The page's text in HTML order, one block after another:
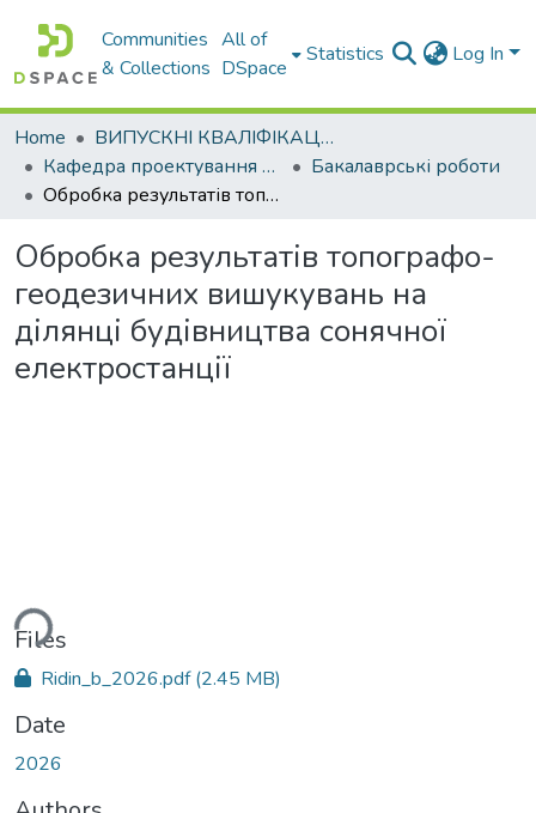
Communities
& Collections
All of
DSpace
Statistics Log In
Home
ВИПУСКНІ КВАЛІФІКАЦІЙНІ РОБОТИ
Кафедра проектування доріг, геодезії і землеустрою
Бакалаврські роботи
Обробка результатів топографо-геодезичних вишукувань на ділянці будівництва сонячної електростанції
Обробка результатів топографо-
геодезичних вишукувань на
ділянці будівництва сонячної
електростанції
Files
Ridin_b_2026.pdf(2.45 MB)
Date
2026